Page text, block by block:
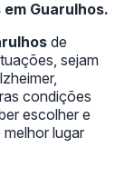
Guarulhos.
de
sejam
condições
escolher e
lugar